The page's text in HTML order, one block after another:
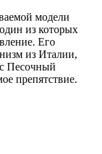
модели
из которых
Его
из Италии,
Песочный
препятствие.